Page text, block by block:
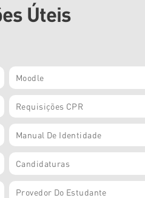
Úteis
Moodle
Requisições CPR
Manual De Identidade
Candidaturas
Provedor Do Estudante